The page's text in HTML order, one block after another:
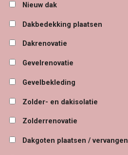
Nieuw dak
Dakbedekking plaatsen
Dakrenovatie
Gevelrenovatie
Gevelbekleding
Zolder- en dakisolatie
Zolderrenovatie
Dakgoten plaatsen / vervangen